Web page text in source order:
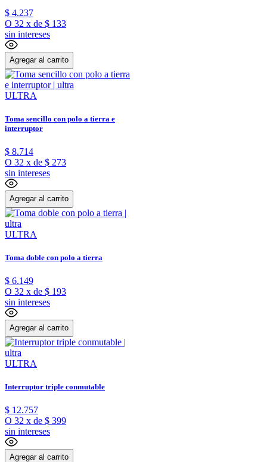
$ 4.237
O 32 x de $ 133
sin intereses
Agregar al carrito
ULTRA
Toma sencillo con polo a tierra e
interruptor
$ 8.714
O 32 x de $ 273
sin intereses
Agregar al carrito
ULTRA
Toma doble con polo a tierra
$ 6.149
O 32 x de $ 193
sin intereses
Agregar al carrito
ULTRA
Interruptor triple conmutable
$ 12.757
O 32 x de $ 399
sin intereses
Agregar al carrito